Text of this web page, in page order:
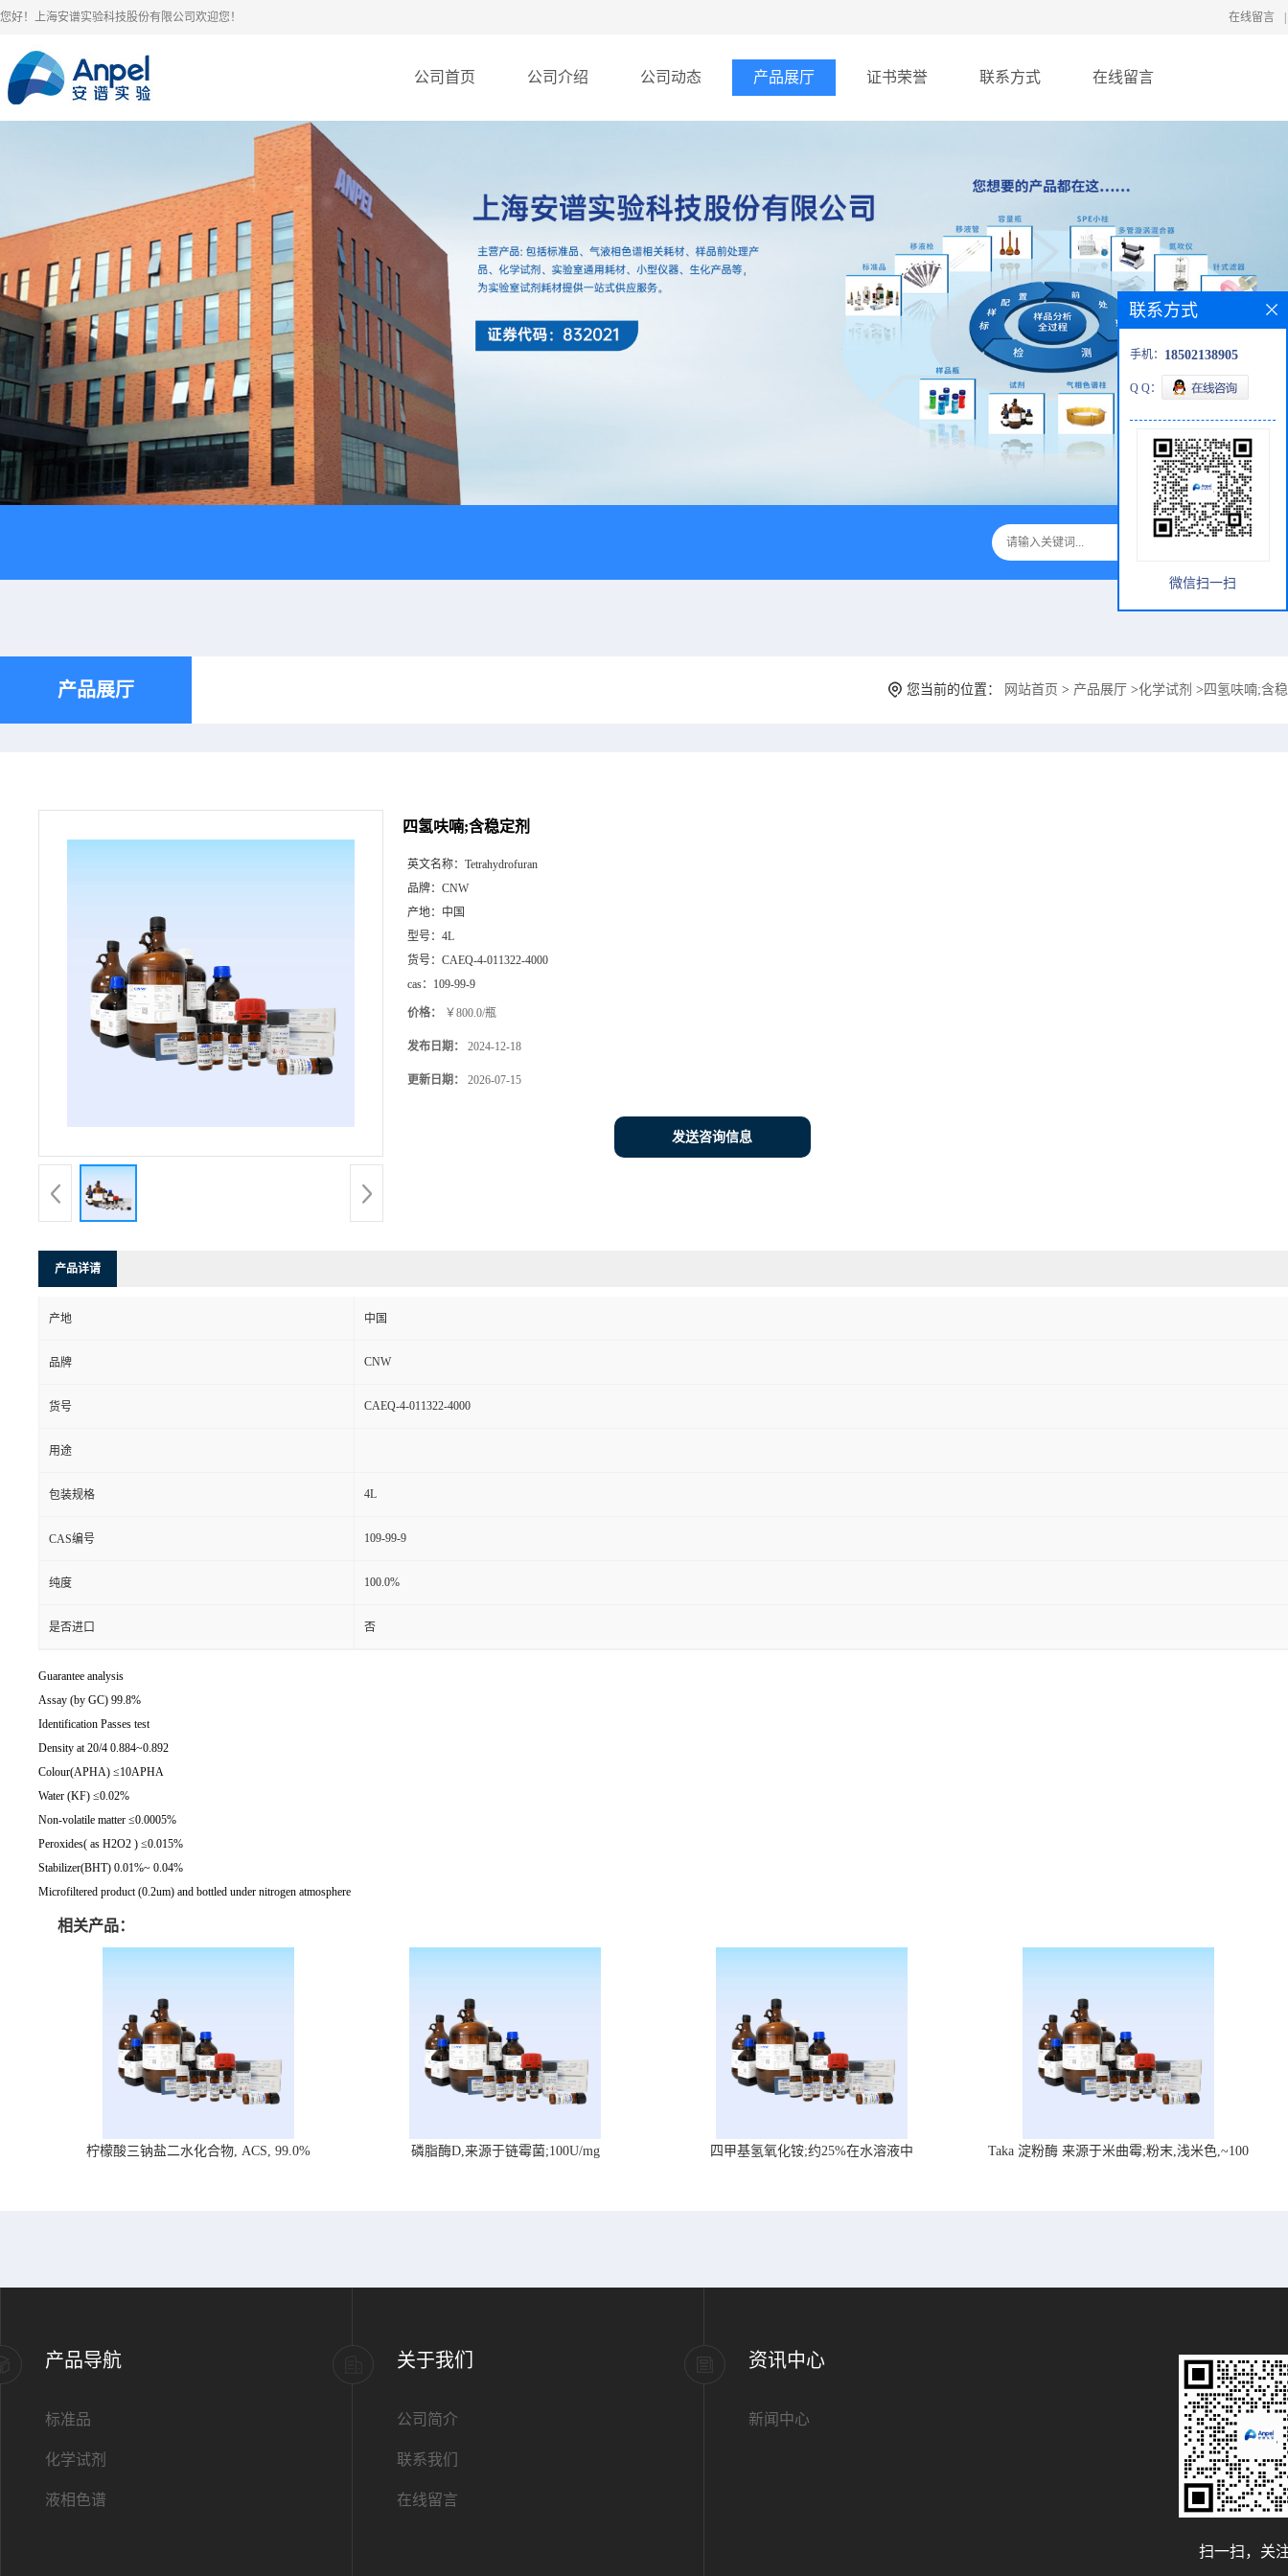
您好！上海安谱实验科技股份有限公司欢迎您！ 在线留言
公司首页 公司介绍 公司动态 产品展厅 证书荣誉 联系方式 在线留言
产品展厅 您当前的位置： 网站首页 > 产品展厅 >化学试剂 > 四氢呋喃;含
四氢呋喃;含稳定剂
英文名称： Tetrahydrofuran
品牌： CNW
产地： 中国
型号： 4L
货号： CAEQ-4-011322-4000
cas： 109-99-9
价格： ￥800.0/瓶
发布日期： 2024-12-18
更新日期： 2026-07-15
发送咨询信息
产品详请
产地 中国
品牌 CNW
货号 CAEQ-4-011322-4000
用途
包装规格 4L
CAS编号 109-99-9
纯度 100.0%
是否进口 否
Guarantee analysis
Assay (by GC) 99.8%
Identification Passes test
Density at 20/4 0.884~0.892
Colour(APHA) ≤10APHA
Water (KF) ≤0.02%
Non-volatile matter ≤0.0005%
Peroxides( as H2O2 ) ≤0.015%
Stabilizer(BHT) 0.01%~ 0.04%
Microfiltered product (0.2um) and bottled under nitrogen atmosphere
相关产品：
柠檬酸三钠盐二水化合物, ACS, 99.0% 磷脂酶D,来源于链霉菌;100U/mg 四甲基氢氧化铵;约25%在水溶液中
Taka 淀粉酶 来源于米曲霉;粉末,浅米色,~100
联系方式
手机： 18502138905
Q Q：
微信扫一扫
产品导航
标准品
化学试剂
液相色谱
关于我们
公司简介
联系我们
在线留言
资讯中心
新闻中心
扫一扫，关